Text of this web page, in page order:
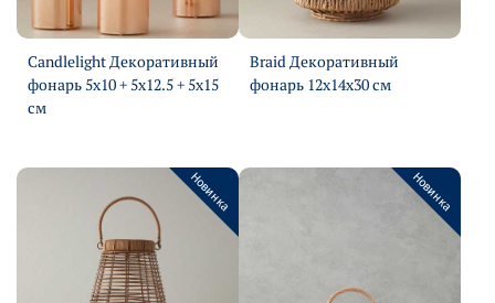
Candlelight Декоративный
фонарь 5х10 + 5х12.5 + 5х15
см
Braid Декоративный
фонарь 12х14х30 см
Новинка Новинка